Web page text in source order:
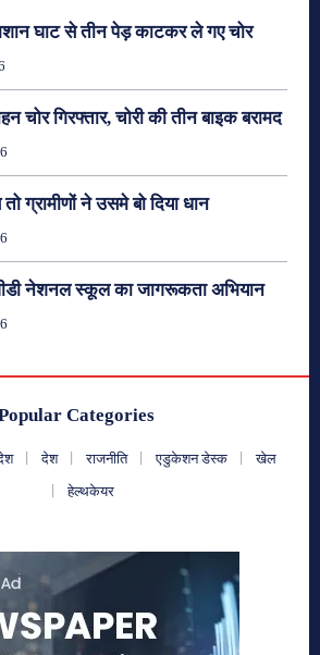
घाट से तीन पेड़ काटकर ले गए चोर
चोर गिरफ्तार, चोरी की तीन बाइक बरामद
ग्रामीणों ने उसमे बो दिया धान
नेशनल स्कूल का जागरूकता अभियान
Categories
देश राजनीति एडुकेशन डेस्क
खेल
हेल्थकेयर